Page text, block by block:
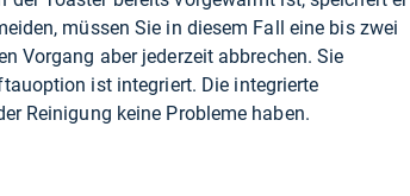
müssen Sie in diesem Fall eine bis zwei
Vorgang aber jederzeit abbrechen. Sie
ist integriert. Die integrierte
Reinigung keine Probleme haben.